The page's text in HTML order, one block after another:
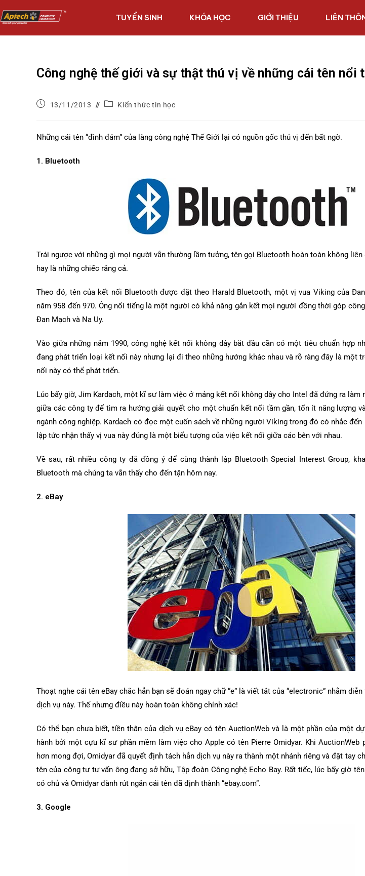
TUYỂN SINH KHÓA HỌC GIỚI THIỆU LIÊN
Công nghệ thế giới và sự thật thú vị về những cái tên nổi
13/11/2013 Kiến thức tin học
Những cái tên “đình đám” của làng công nghệ Thế Giới lại có nguồn gốc thú vị đến bất ngờ.
1. Bluetooth
Trái ngược với những gì mọi người vẫn thường lầm tưởng, tên gọi Bluetooth hoàn toàn không liên
hay là những chiếc răng cả.
Theo đó, tên của kết nối Bluetooth được đặt theo Harald Bluetooth, một vị vua Viking của
năm 958 đến 970. Ông nổi tiếng là một người có khả năng gắn kết mọi người đồng thời góp
Đan Mạch và Na Uy.
Vào giữa những năm 1990, công nghệ kết nối không dây bắt đầu cần có một tiêu chuẩn hợp
đang phát triển loại kết nối này nhưng lại đi theo những hướng khác nhau và rõ ràng đây là một
nối này có thể phát triển.
Lúc bấy giờ, Jim Kardach, một kĩ sư làm việc ở mảng kết nối không dây cho Intel đã đứng ra
giữa các công ty để tìm ra hướng giải quyết cho một chuẩn kết nối tầm gần, tốn ít năng lượng
ngành công nghiệp. Kardach có đọc một cuốn sách về những người Viking trong đó có nhắc
lập tức nhận thấy vị vua này đúng là một biểu tượng của việc kết nối giữa các bên với nhau.
Về sau, rất nhiều công ty đã đồng ý để cùng thành lập Bluetooth Special Interest Group,
Bluetooth mà chúng ta vẫn thấy cho đến tận hôm nay.
2. eBay
Thoạt nghe cái tên eBay chắc hẳn bạn sẽ đoán ngay chữ “e” là viết tắt của “electronic” nhằm
dịch vụ này. Thế nhưng điều này hoàn toàn không chính xác!
Có thể bạn chưa biết, tiền thân của dịch vụ eBay có tên AuctionWeb và là một phần của một
hành bởi một cựu kĩ sư phần mềm làm việc cho Apple có tên Pierre Omidyar. Khi
hơn mong đợi, Omidyar đã quyết định tách hẳn dịch vụ này ra thành một nhánh riêng và đặt tay
tên của công tư tư vấn ông đang sở hữu, Tập đoàn Công nghệ Echo Bay. Rất tiếc, lúc bấy giờ
có chủ và Omidyar đành rút ngắn cái tên đã định thành “ebay.com”.
3. Google